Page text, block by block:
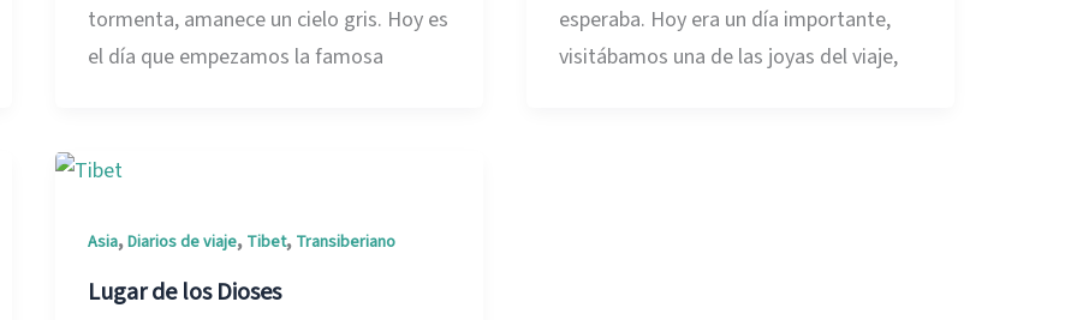
tormenta, amanece un cielo gris. Hoy es
el día que empezamos la famosa
esperaba. Hoy era un día importante,
visitábamos una de las joyas del viaje,
Asia,Diarios de viaje, Tibet, Transiberiano
Lugar de los Dioses